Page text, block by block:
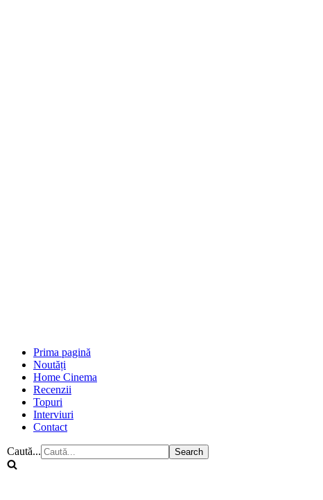
Prima pagină
Noutăți
Home Cinema
Recenzii
Topuri
Interviuri
Contact
Caută...